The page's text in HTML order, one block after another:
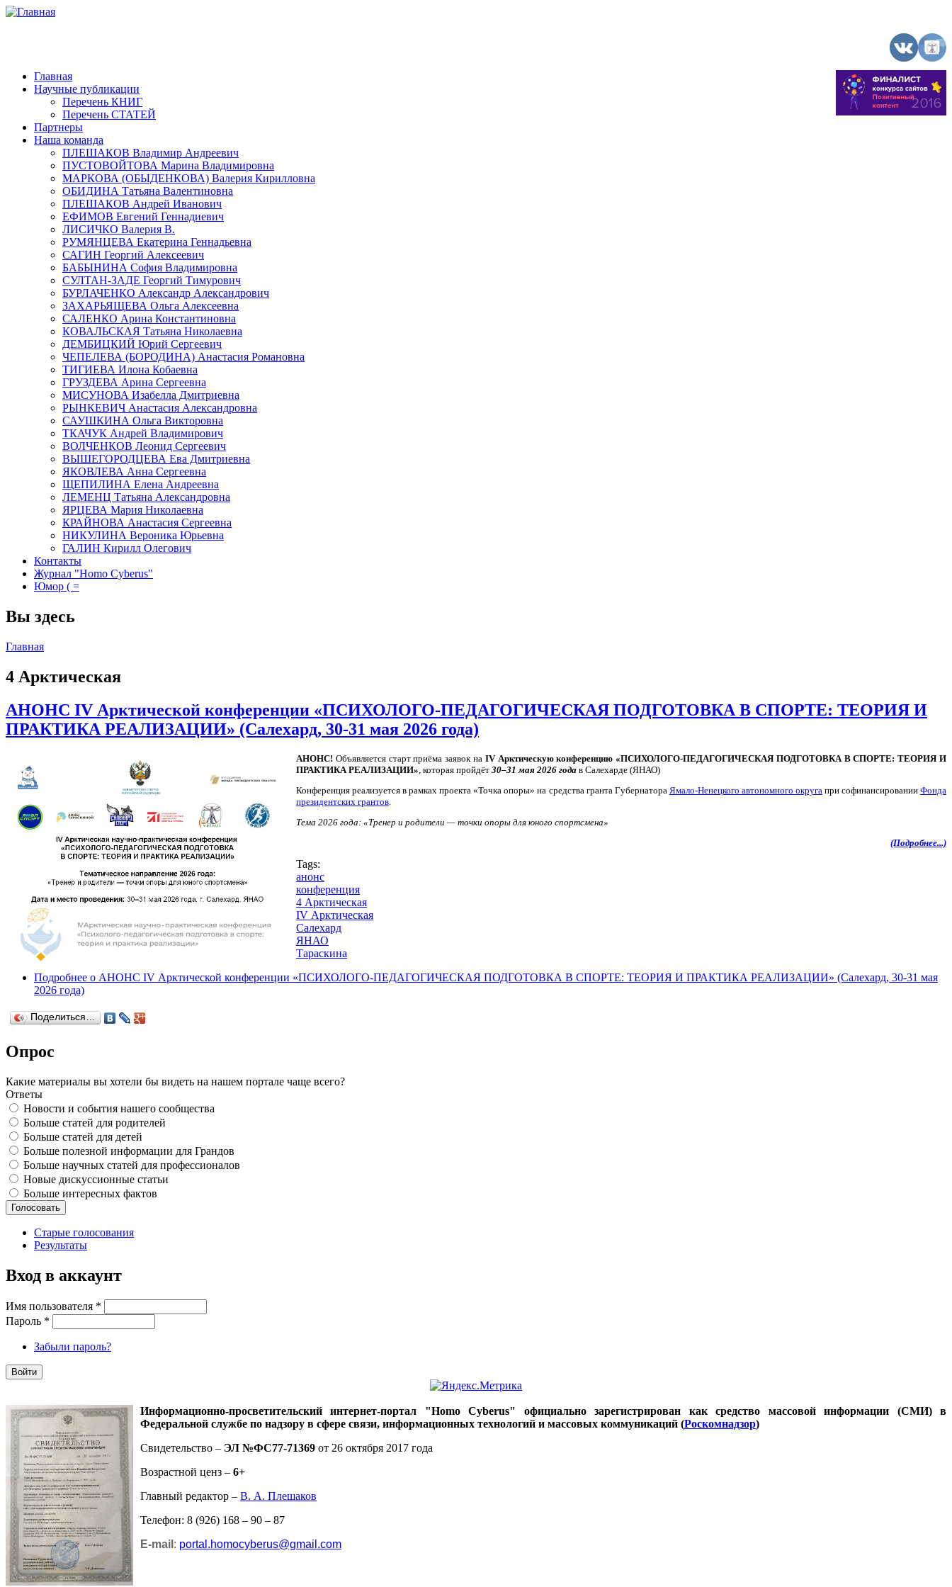
Главная
Научные публикации
Перечень КНИГ
Перечень СТАТЕЙ
Партнеры
Наша команда
ПЛЕШАКОВ Владимир Андреевич
ПУСТОВОЙТОВА Марина Владимировна
МАРКОВА (ОБЫДЕНКОВА) Валерия Кирилловна
ОБИДИНА Татьяна Валентиновна
ПЛЕШАКОВ Андрей Иванович
ЕФИМОВ Евгений Геннадиевич
ЛИСИЧКО Валерия В.
РУМЯНЦЕВА Екатерина Геннадьевна
САГИН Георгий Алексеевич
БАБЫНИНА София Владимировна
СУЛТАН-ЗАДЕ Георгий Тимурович
БУРЛАЧЕНКО Александр Александрович
ЗАХАРЬЯЩЕВА Ольга Алексеевна
САЛЕНКО Арина Константиновна
КОВАЛЬСКАЯ Татьяна Николаевна
ДЕМБИЦКИЙ Юрий Сергеевич
ЧЕПЕЛЕВА (БОРОДИНА) Анастасия Романовна
ТИГИЕВА Илона Кобаевна
ГРУЗДЕВА Арина Сергеевна
МИСУНОВА Изабелла Дмитриевна
РЫНКЕВИЧ Анастасия Александровна
САУШКИНА Ольга Викторовна
ТКАЧУК Андрей Владимирович
ВОЛЧЕНКОВ Леонид Сергеевич
ВЫШЕГОРОДЦЕВА Ева Дмитриевна
ЯКОВЛЕВА Анна Сергеевна
ЩЕПИЛИНА Елена Андреевна
ЛЕМЕНЦ Татьяна Александровна
ЯРЦЕВА Мария Николаевна
КРАЙНОВА Анастасия Сергеевна
НИКУЛИНА Вероника Юрьевна
ГАЛИН Кирилл Олегович
Контакты
Журнал "Homo Cyberus"
Юмор ( =
Вы здесь
Главная
4 Арктическая
АНОНС IV Арктической конференции «ПСИХОЛОГО-ПЕДАГОГИЧЕСКАЯ ПОДГОТОВКА В СПОРТЕ: ТЕОРИЯ И
ПРАКТИКА РЕАЛИЗАЦИИ» (Салехард, 30-31 мая 2026 года)
АНОНС! Объявляется старт приёма заявок на IV Арктическую конференцию «ПСИХОЛОГО-ПЕДАГОГИЧЕСКАЯ ПОДГОТОВКА В СПОРТЕ: ТЕОРИЯ И
ПРАКТИКА РЕАЛИЗАЦИИ» , которая пройдёт 30–31 мая 2026 года в Салехарде (ЯНАО)
Конференция реализуется в рамках проекта «Точка опоры» на средства гранта Губернатора Ямало-Ненецкого автономного округа при софинансировании Фонда
президентских грантов
Тема 2026 года: «Тренер и родители — точки опоры для юного спортсмена»
(Подробнее...)
Tags:
анонс
конференция
4 Арктическая
IV Арктическая
Салехард
ЯНАО
Тараскина
Подробнее о АНОНС IV Арктической конференции «ПСИХОЛОГО-ПЕДАГОГИЧЕСКАЯ ПОДГОТОВКА В СПОРТЕ: ТЕОРИЯ И ПРАКТИКА РЕАЛИЗАЦИИ» (Салехард, 30-31 мая
2026 года)
Поделиться…
Опрос
Какие материалы вы хотели бы видеть на нашем портале чаще всего?
Ответы
Новости и события нашего сообщества
Больше статей для родителей
Больше статей для детей
Больше полезной информации для Грандов
Больше научных статей для профессионалов
Новые дискуссионные статьи
Больше интересных фактов
Старые голосования
Результаты
Вход в аккаунт
Имя пользователя *
Пароль *
Забыли пароль?
Информационно-просветительский интернет-портал "Homo Cyberus" официально зарегистрирован как средство массовой информации (СМИ) в
Федеральной службе по надзору в сфере связи, информационных технологий и массовых коммуникаций (Роскомнадзор)
Свидетельство – ЭЛ №ФС77-71369 от 26 октября 2017 года
Возрастной ценз – 6+
Главный редактор – В. А. Плешаков
Телефон: 8 (926) 168 – 90 – 87
E-mail : portal.homocyberus@gmail.com